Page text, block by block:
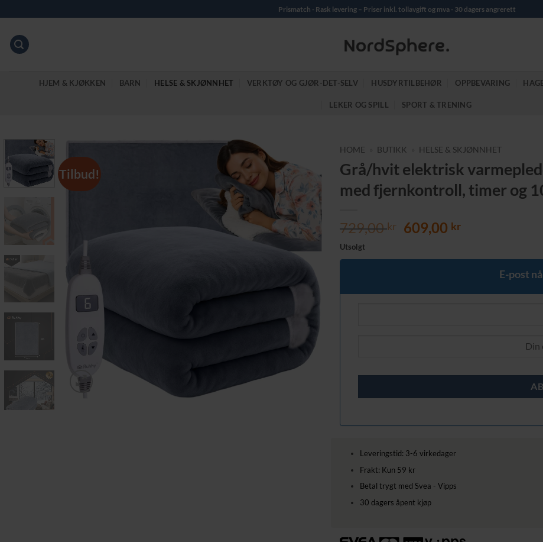
to
content
Prismatch - Rask levering – Priser inkl. tollavgift og mva - 30 dagers angrerett
HJEM & KJØKKEN BARN HELSE & SKJØNNHET VERKTØY OG GJØR-DET-SELV HUSDYRTILBEHØR OPPBEVARING
LEKER OG SPILL SPORT & TRENING
Tilbud!
HOME BUTIKK HELSE & SKJØNNHET
Grå/hvit elektrisk
med fjernkontroll, timer og
729,00kr Opprinnelig
var:
609,00 krNåværende
er:
609,00 kr.
Utsolgt
E-post
Leveringstid: 3-6 virkedager
Frakt: Kun 59 kr
Betal trygt med Svea - Vipps
30 dagers åpent kjøp